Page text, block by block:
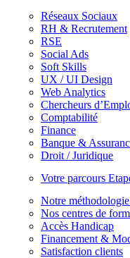
Réseaux Sociaux
RH & Recrutement
RSE
Social Ads
Soft Skills
UX / UI Design
Web Analytics
Chercheurs
Comptabilité
Finance
Banque &
Droit / Juridique
Votre parcours
Notre
Nos centres de
Accès Handicap
Financement &
Satisfaction clients